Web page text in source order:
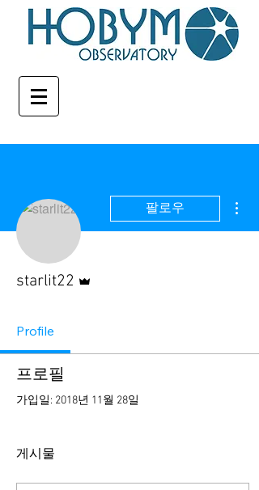
팔로우
starlit22
Profile
프로필
가입일: 2018년 11월 28일
게시물